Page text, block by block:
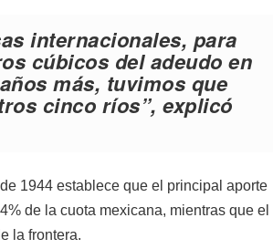
internacionales, para
cúbicos del adeudo en
más, tuvimos que
cinco ríos”, explicó
1944 establece que el principal aporte
de la cuota mexicana, mientras que el
la frontera.